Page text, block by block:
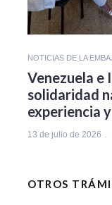
NOTICIAS DE LA
Venezuela e
solidaridad
experiencia
13 de julio de 2026
OTROS